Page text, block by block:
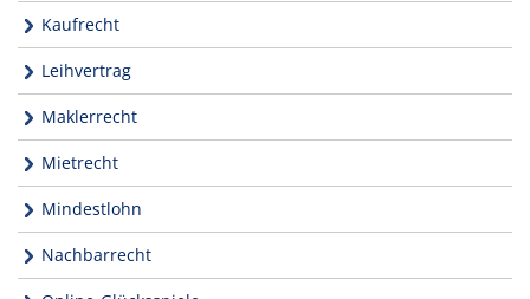
Kaufrecht
Leihvertrag
Maklerrecht
Mietrecht
Mindestlohn
Nachbarrecht